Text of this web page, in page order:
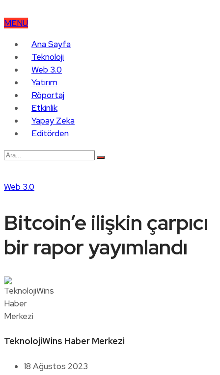
MENU
Ana Sayfa
Teknoloji
Web 3.0
Yatırım
Röportaj
Etkinlik
Yapay Zeka
Editörden
Web 3.0
Bitcoin’e ilişkin çarpıcı
bir rapor yayımlandı
TeknolojiWins Haber Merkezi
18 Ağustos 2023